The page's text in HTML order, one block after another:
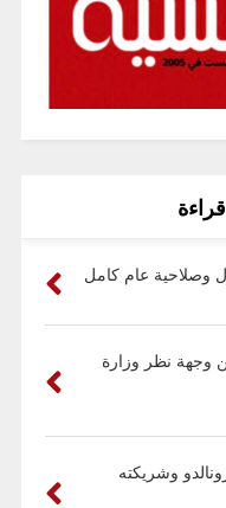
قراءة
وصلاحية عام كامل
وجهة نظر وزارة
وشريكته